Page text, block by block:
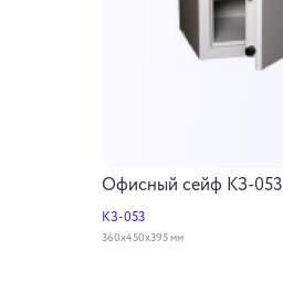
Офисный сейф КЗ-053
КЗ-053
360х450х395 мм